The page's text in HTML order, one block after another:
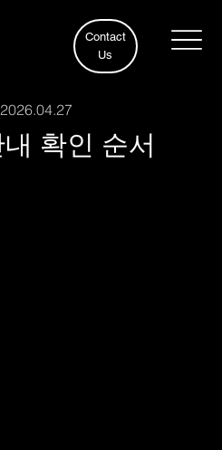
Contact
Us
2026.04.27
확인 순서